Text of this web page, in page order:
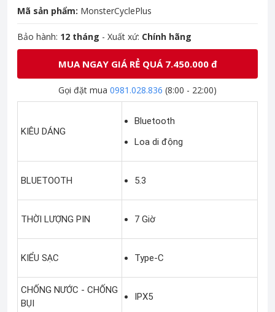
Mã sản phẩm: MonsterCyclePlus
Bảo hành: 12 tháng - Xuất xứ: Chính hãng
MUA NGAY GIÁ RẺ QUÁ 7.450.000 đ
Gọi đặt mua 0981.028.836 (8:00 - 22:00)
KIÊU DÁNG
Bluetooth
Loa di động
BLUETOOTH 5.3
THỜI LƯỢNG PIN 7 Giờ
KIỂU SẠC Type-C
CHỐNG NƯỚC - CHỐNG
BỤI
IPX5